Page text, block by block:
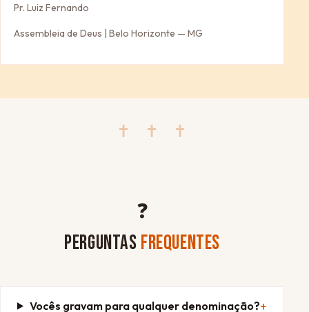
Pr. Luiz Fernando
Assembleia de Deus | Belo Horizonte — MG
✝ ✝ ✝
❓
PERGUNTAS FREQUENTES
Vocês gravam para qualquer denominação?